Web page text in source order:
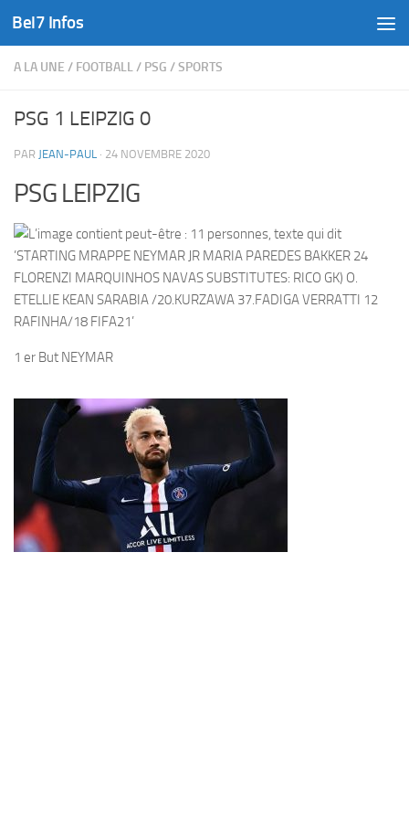
Skip to content
Bel7 Infos
A LA UNE / FOOTBALL/ PSG /SPORTS
PSG 1 LEIPZIG 0
PAR JEAN-PAUL · 24 NOVEMBRE 2020
PSG LEIPZIG
1 er But NEYMAR